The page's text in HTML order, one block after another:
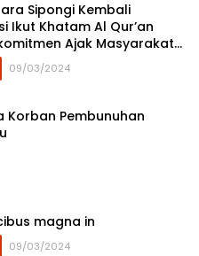
Sipongi Kembali
Ikut Khatam Al Qur’an
Ajak Masyarakat
09/03/2024
Korban Pembunuhan
magna in
09/03/2024